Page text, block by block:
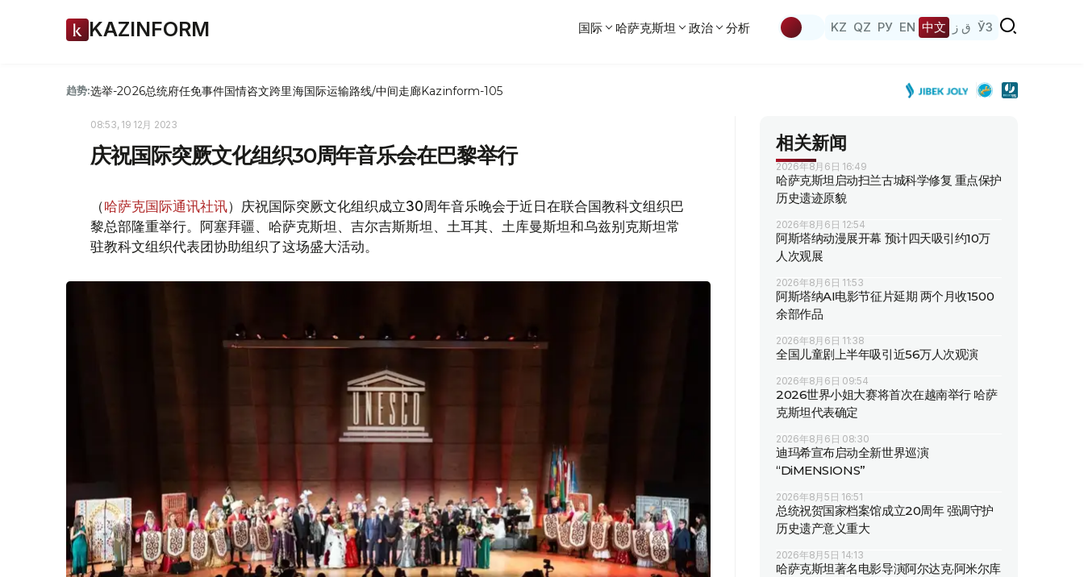
KAZINFORM 国际 哈萨克斯坦 政治 分析 KZ QZ РУ EN 中文 ق ز ЎЗ
趋势:选举-2026总统府任免事件国情咨文跨里海国际运输路线/中间走廊Kazinform-105
08:53, 19 12月 2023
庆祝国际突厥文化组织30周年音乐会在巴黎举行
（哈萨克国际通讯社讯）庆祝国际突厥文化组织成立30周年音乐晚会于近日在联合国教科文组织巴
黎总部隆重举行。阿塞拜疆、哈萨克斯坦、吉尔吉斯斯坦、土耳其、土库曼斯坦和乌兹别克斯坦常
驻教科文组织代表团协助组织了这场盛大活动。
相关新闻
2026年8月6日 16:49
哈萨克斯坦启动扫兰古城科学修复 重点保护
历史遗迹原貌
2026年8月6日 12:54
阿斯塔纳动漫展开幕 预计四天吸引约10万
人次观展
2026年8月6日 11:53
阿斯塔纳AI电影节征片延期 两个月收1500
余部作品
2026年8月6日 11:38
全国儿童剧上半年吸引近56万人次观演
2026年8月6日 09:54
2026世界小姐大赛将首次在越南举行 哈萨
克斯坦代表确定
2026年8月6日 08:30
迪玛希宣布启动全新世界巡演
“DiMENSIONS”
2026年8月5日 16:51
总统祝贺国家档案馆成立20周年 强调守护
历史遗产意义重大
2026年8月5日 14:13
哈萨克斯坦著名电影导演阿尔达克·阿米尔库